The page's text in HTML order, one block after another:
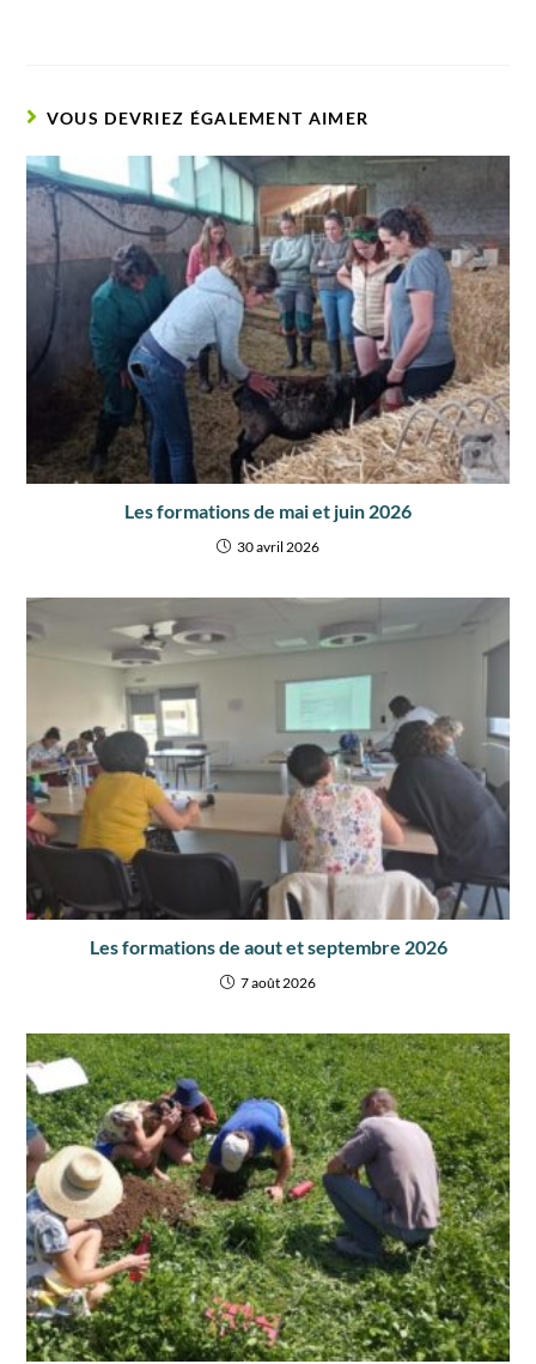
VOUS DEVRIEZ ÉGALEMENT AIMER
Les formations de mai et juin 2026
30 avril 2026
Les formations de aout et septembre 2026
7 août 2026